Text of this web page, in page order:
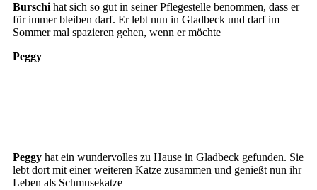
Burschihat sich so gut in seiner Pflegestelle benommen, dass er
für immer bleiben darf. Er lebt nun in Gladbeck und darf im
Sommer mal spazieren gehen, wenn er möchte
Peggy
Peggyhat ein wundervolles zu Hause in Gladbeck gefunden. Sie
lebt dort mit einer weiteren Katze zusammen und genießt nun ihr
Leben als Schmusekatze